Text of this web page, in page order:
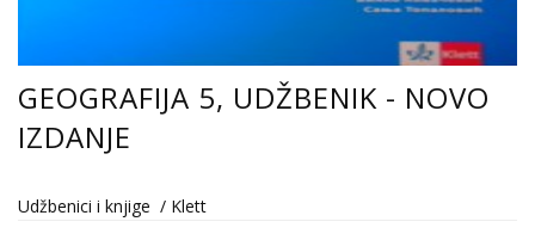
GEOGRAFIJA 5, UDŽBENIK - NOVO
IZDANJE
Udžbenici i knjige / Klett